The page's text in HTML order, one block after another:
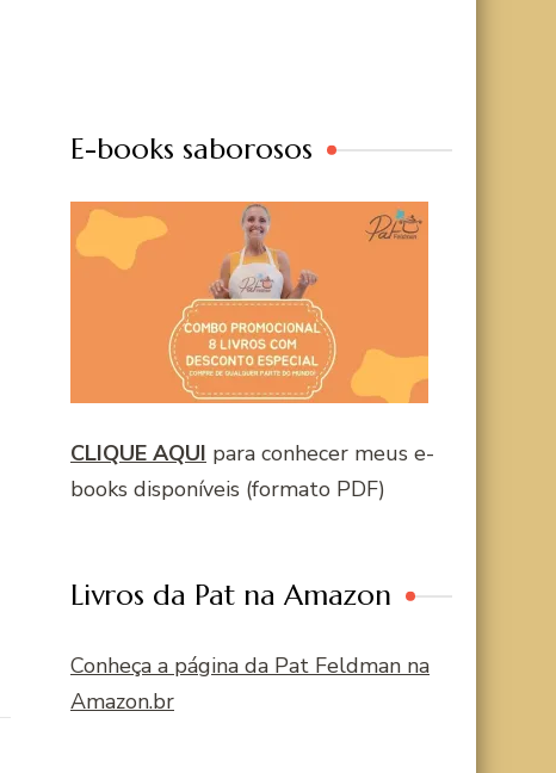
E-books saborosos
CLIQUE AQUI para conhecer meus e-
books disponíveis (formato PDF)
Livros da Pat na Amazon
Conheça a página da Pat Feldman na
Amazon.br